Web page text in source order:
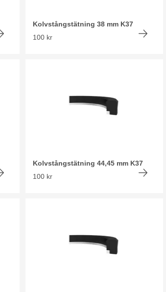
Kolvstångstätning 38 mm K37
100 kr
Kolvstångstätning 44,45 mm K37
100 kr